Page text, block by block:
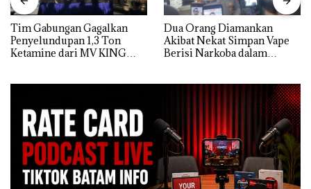
Tim Gabungan Gagalkan
Penyelundupan 1,3 Ton
Ketamine dari MV KING
Dua Orang Diamankan
Akibat Nekat Simpan Vape
Berisi Narkoba dalam